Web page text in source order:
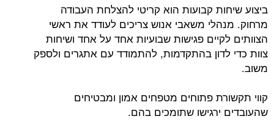
ביצוע שיחות קבועות הוא קריטי להצלחת העבודה
מרחוק. מנהלי משאבי אנוש צריכים לעודד את ראשי
הצוותים לקיים פגישות שבועיות אחד על אחד ושיחות
צוות כדי לדון בהתקדמות, להתמודד עם אתגרים ולספק
משוב.
קווי תקשורת פתוחים מטפחים אמון ומבטיחים
שהעובדים ירגישו שתומכים בהם.